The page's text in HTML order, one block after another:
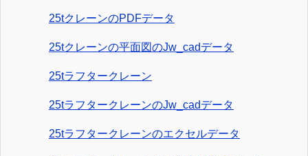
25tクレーンのPDFデータ
25tクレーンの平面図のJw_cadデータ
25tラフタークレーン
25tラフタークレーンのJw_cadデータ
25tラフタークレーンのエクセルデータ